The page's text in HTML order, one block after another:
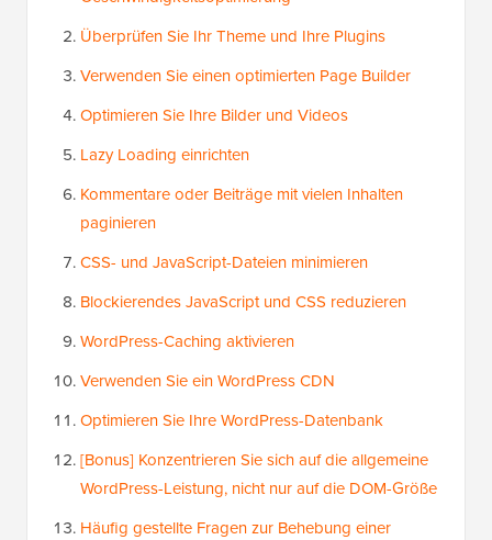
Überprüfen Sie Ihr Theme und Ihre Plugins
Verwenden Sie einen optimierten Page Builder
Optimieren Sie Ihre Bilder und Videos
Lazy Loading einrichten
Kommentare oder Beiträge mit vielen Inhalten
paginieren
CSS- und JavaScript-Dateien minimieren
Blockierendes JavaScript und CSS reduzieren
WordPress-Caching aktivieren
Verwenden Sie ein WordPress CDN
Optimieren Sie Ihre WordPress-Datenbank
[Bonus] Konzentrieren Sie sich auf die allgemeine
WordPress-Leistung, nicht nur auf die DOM-Größe
Häufig gestellte Fragen zur Behebung einer